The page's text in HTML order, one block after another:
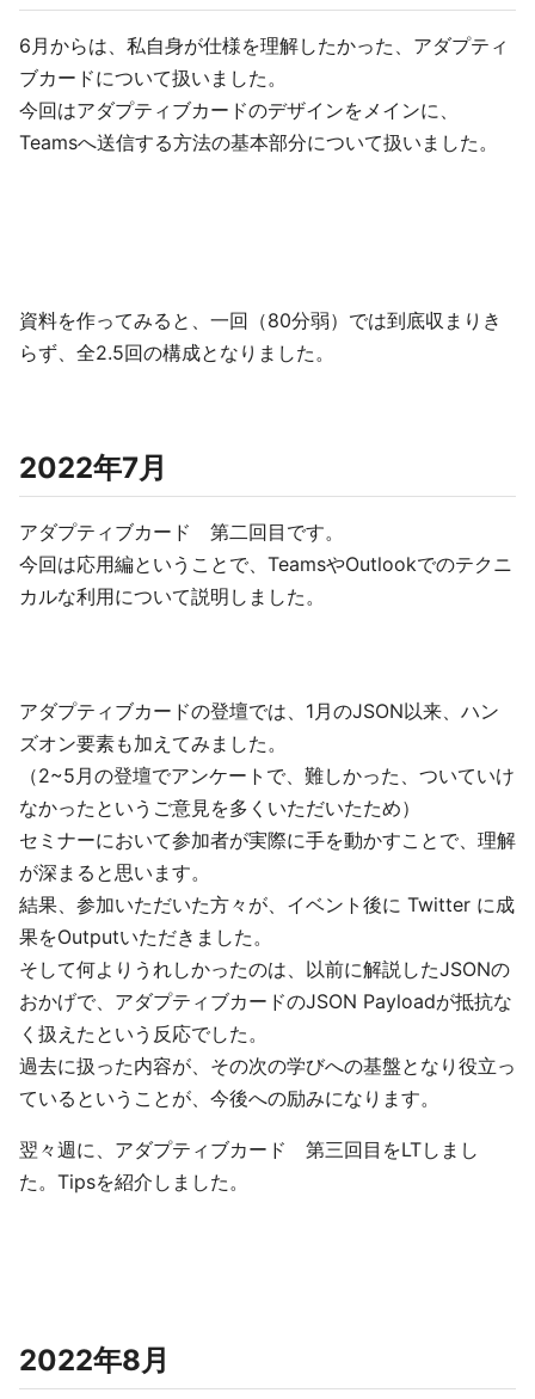
6月からは、私自身が仕様を理解したかった、アダプティ
ブカードについて扱いました。
今回はアダプティブカードのデザインをメインに、
Teamsへ送信する方法の基本部分について扱いました。
資料を作ってみると、一回（80分弱）では到底収まりき
らず、全2.5回の構成となりました。
2022年7月
アダプティブカード 第二回目です。
今回は応用編ということで、TeamsやOutlookでのテクニ
カルな利用について説明しました。
アダプティブカードの登壇では、1月のJSON以来、ハン
ズオン要素も加えてみました。
（2~5月の登壇でアンケートで、難しかった、ついていけ
なかったというご意見を多くいただいたため）
セミナーにおいて参加者が実際に手を動かすことで、理解
が深まると思います。
結果、参加いただいた方々が、イベント後に Twitter に成
果をOutputいただきました。
そして何よりうれしかったのは、以前に解説したJSONの
おかげで、アダプティブカードのJSON Payloadが抵抗な
く扱えたという反応でした。
過去に扱った内容が、その次の学びへの基盤となり役立っ
ているということが、今後への励みになります。
翌々週に、アダプティブカード 第三回目をLTしまし
た。Tipsを紹介しました。
2022年8月